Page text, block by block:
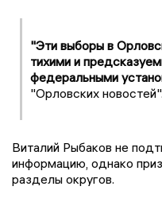
"Эти выборы в
тихими и
федеральными
"Орловских новостей".
Виталий Рыбаков не
информацию, однако
разделы округов.